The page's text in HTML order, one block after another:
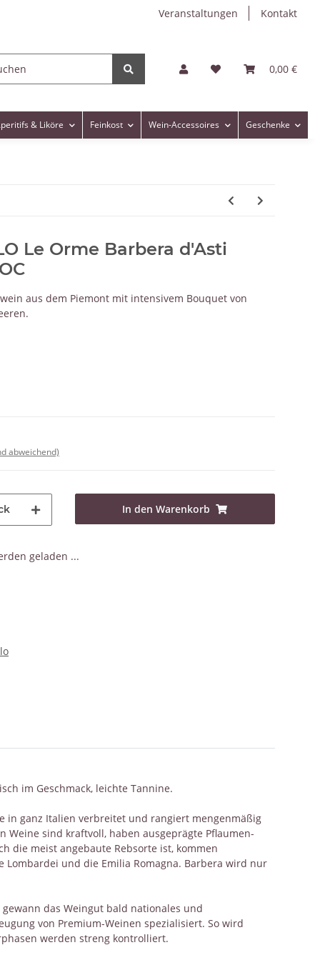
Veranstaltungen Kontakt
0,00 €
& Liköre Feinkost Wein-Accessoires Geschenke
Le Orme Barbera d'Asti
aus dem Piemont mit intensivem Bouquet von
abweichend)
In den Warenkorb
geladen ...
im Geschmack, leichte Tannine.
in ganz Italien verbreitet und rangiert mengenmäßig
sind kraftvoll, haben ausgeprägte Pflaumen-
die meist angebaute Rebsorte ist, kommen
und die Emilia Romagna. Barbera wird nur
das Weingut bald nationales und
von Premium-Weinen spezialisiert. So wird
werden streng kontrolliert.